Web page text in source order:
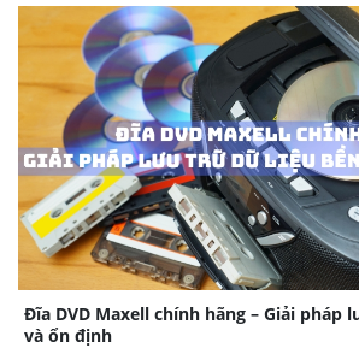
Đĩa DVD Maxell chính hãng – Giải
và ổn định